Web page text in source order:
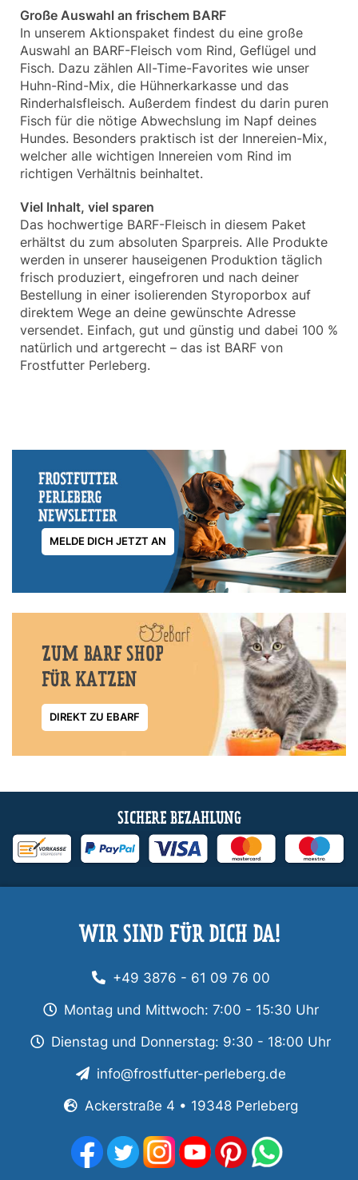
Große Auswahl an frischem BARF
In unserem Aktionspaket findest du eine große
Auswahl an BARF-Fleisch vom Rind, Geflügel und
Fisch. Dazu zählen All-Time-Favorites wie unser
Huhn-Rind-Mix, die Hühnerkarkasse und das
Rinderhalsfleisch. Außerdem findest du darin puren
Fisch für die nötige Abwechslung im Napf deines
Hundes. Besonders praktisch ist der Innereien-Mix,
welcher alle wichtigen Innereien vom Rind im
richtigen Verhältnis beinhaltet.
Viel Inhalt, viel sparen
Das hochwertige BARF-Fleisch in diesem Paket
erhältst du zum absoluten Sparpreis. Alle Produkte
werden in unserer hauseigenen Produktion täglich
frisch produziert, eingefroren und nach deiner
Bestellung in einer isolierenden Styroporbox auf
direktem Wege an deine gewünschte Adresse
versendet. Einfach, gut und günstig und dabei 100 %
natürlich und artgerecht – das ist BARF von
Frostfutter Perleberg.
MELDE DICH JETZT AN
ZUM BARF SHOP
FÜR KATZEN
DIREKT ZU EBARF
SICHERE BEZAHLUNG
WIR SIND FÜR DICH DA!
+49 3876 - 61 09 76 00
Montag und Mittwoch: 7:00 - 15:30 Uhr
Dienstag und Donnerstag: 9:30 - 18:00 Uhr
info@frostfutter-perleberg.de
Ackerstraße 4 • 19348 Perleberg